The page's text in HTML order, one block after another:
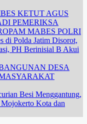
KETUT AGUS
PEMERIKSA
MABES POLRI
di Polda Jatim Disorot,
PH Berinisial B Akui
DESA
Besi Menggantung,
Kota dan